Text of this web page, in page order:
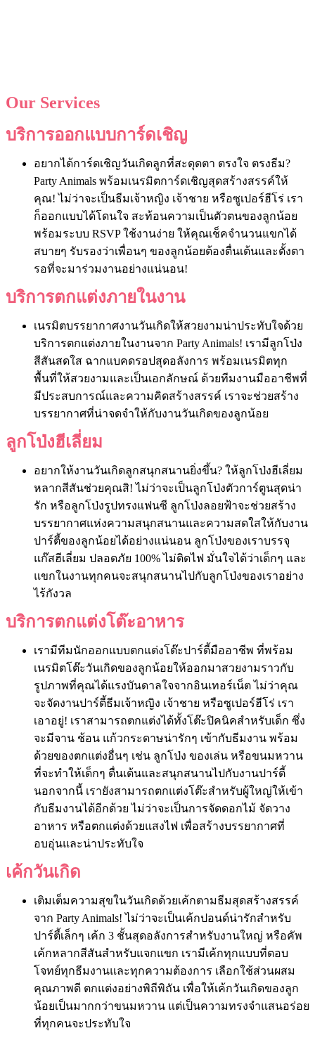
Our Services
บริการออกแบบการ์ดเชิญ
อยากได้การ์ดเชิญวันเกิดลูกที่สะดุดตา ตรงใจ ตรงธีม?
Party Animals พร้อมเนรมิตการ์ดเชิญสุดสร้างสรรค์ให้
คุณ! ไม่ว่าจะเป็นธีมเจ้าหญิง เจ้าชาย หรือซูเปอร์ฮีโร่ เรา
ก็ออกแบบได้โดนใจ สะท้อนความเป็นตัวตนของลูกน้อย
พร้อมระบบ RSVP ใช้งานง่าย ให้คุณเช็คจำนวนแขกได้
สบายๆ รับรองว่าเพื่อนๆ ของลูกน้อยต้องตื่นเต้นและตั้งตา
รอที่จะมาร่วมงานอย่างแน่นอน!
บริการตกแต่งภายในงาน
เนรมิตบรรยากาศงานวันเกิดให้สวยงามน่าประทับใจด้วย
บริการตกแต่งภายในงานจาก Party Animals! เรามีลูกโป่ง
สีสันสดใส ฉากแบคดรอปสุดอลังการ พร้อมเนรมิตทุก
พื้นที่ให้สวยงามและเป็นเอกลักษณ์ ด้วยทีมงานมืออาชีพที่
มีประสบการณ์และความคิดสร้างสรรค์ เราจะช่วยสร้าง
บรรยากาศที่น่าจดจำให้กับงานวันเกิดของลูกน้อย
ลูกโป่งฮีเลี่ยม
อยากให้งานวันเกิดลูกสนุกสนานยิ่งขึ้น? ให้ลูกโป่งฮีเลี่ยม
หลากสีสันช่วยคุณสิ! ไม่ว่าจะเป็นลูกโป่งตัวการ์ตูนสุดน่า
รัก หรือลูกโป่งรูปทรงแฟนซี ลูกโป่งลอยฟ้าจะช่วยสร้าง
บรรยากาศแห่งความสนุกสนานและความสดใสให้กับงาน
ปาร์ตี้ของลูกน้อยได้อย่างแน่นอน ลูกโป่งของเราบรรจุ
แก๊สฮีเลี่ยม ปลอดภัย 100% ไม่ติดไฟ มั่นใจได้ว่าเด็กๆ และ
แขกในงานทุกคนจะสนุกสนานไปกับลูกโป่งของเราอย่าง
ไร้กังวล
บริการตกแต่งโต๊ะอาหาร
เรามีทีมนักออกแบบตกแต่งโต๊ะปาร์ตี้มืออาชีพ ที่พร้อม
เนรมิตโต๊ะวันเกิดของลูกน้อยให้ออกมาสวยงามราวกับ
รูปภาพที่คุณได้แรงบันดาลใจจากอินเทอร์เน็ต ไม่ว่าคุณ
จะจัดงานปาร์ตี้ธีมเจ้าหญิง เจ้าชาย หรือซูเปอร์ฮีโร่ เรา
เอาอยู่! เราสามารถตกแต่งได้ทั้งโต๊ะปิคนิคสำหรับเด็ก ซึ่ง
จะมีจาน ช้อน แก้วกระดาษน่ารักๆ เข้ากับธีมงาน พร้อม
ด้วยของตกแต่งอื่นๆ เช่น ลูกโป่ง ของเล่น หรือขนมหวาน
ที่จะทำให้เด็กๆ ตื่นเต้นและสนุกสนานไปกับงานปาร์ตี้
นอกจากนี้ เรายังสามารถตกแต่งโต๊ะสำหรับผู้ใหญ่ให้เข้า
กับธีมงานได้อีกด้วย ไม่ว่าจะเป็นการจัดดอกไม้ จัดวาง
อาหาร หรือตกแต่งด้วยแสงไฟ เพื่อสร้างบรรยากาศที่
อบอุ่นและน่าประทับใจ
เค้กวันเกิด
เติมเต็มความสุขในวันเกิดด้วยเค้กตามธีมสุดสร้างสรรค์
จาก Party Animals! ไม่ว่าจะเป็นเค้กปอนด์น่ารักสำหรับ
ปาร์ตี้เล็กๆ เค้ก 3 ชั้นสุดอลังการสำหรับงานใหญ่ หรือคัพ
เค้กหลากสีสันสำหรับแจกแขก เรามีเค้กทุกแบบที่ตอบ
โจทย์ทุกธีมงานและทุกความต้องการ เลือกใช้ส่วนผสม
คุณภาพดี ตกแต่งอย่างพิถีพิถัน เพื่อให้เค้กวันเกิดของลูก
น้อยเป็นมากกว่าขนมหวาน แต่เป็นความทรงจำแสนอร่อย
ที่ทุกคนจะประทับใจ